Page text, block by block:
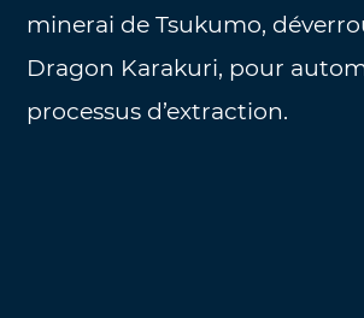
minerai de Tsukumo,
Dragon Karakuri, pour
processus d’extraction.